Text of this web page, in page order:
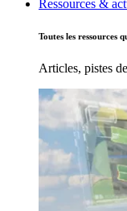
Ressources &
Toutes les ressources
Articles, pistes